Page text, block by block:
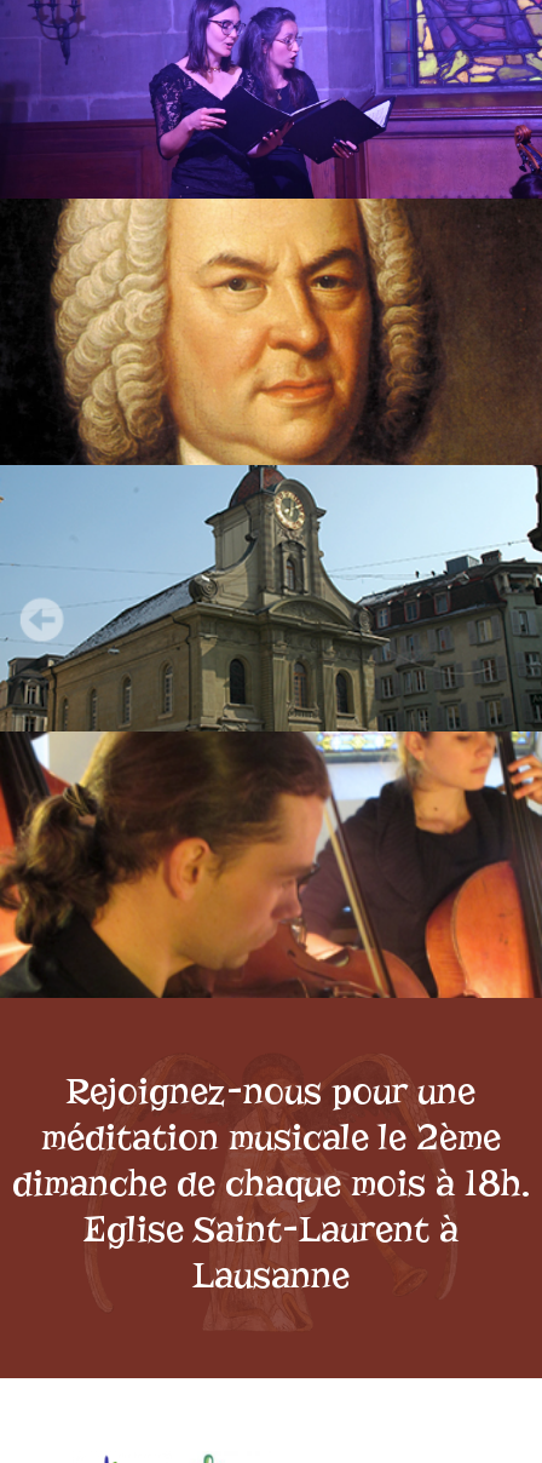
Rejoignez-nous pour une
méditation musicale le 2ème
dimanche de chaque mois à 18h.
Eglise Saint-Laurent à
Lausanne